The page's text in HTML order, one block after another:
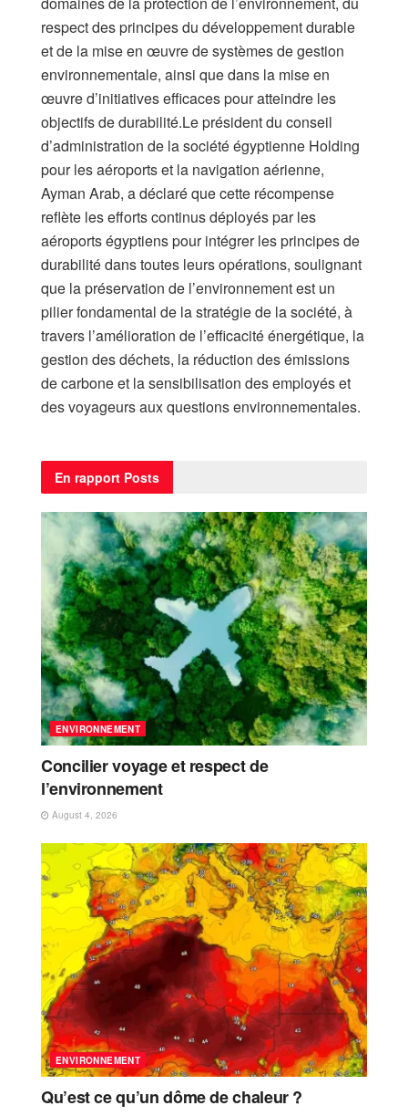
respect des principes du développement durable
et de la mise en œuvre de systèmes de gestion
environnementale, ainsi que dans la mise en
œuvre d’initiatives efficaces pour atteindre les
objectifs de durabilité.Le président du conseil
d’administration de la société égyptienne Holding
pour les aéroports et la navigation aérienne,
Ayman Arab, a déclaré que cette récompense
reflète les efforts continus déployés par les
aéroports égyptiens pour intégrer les principes de
durabilité dans toutes leurs opérations, soulignant
que la préservation de l’environnement est un
pilier fondamental de la stratégie de la société, à
travers l’amélioration de l’efficacité énergétique, la
gestion des déchets, la réduction des émissions
de carbone et la sensibilisation des employés et
des voyageurs aux questions environnementales.
En rapport Posts
ENVIRONNEMENT
Concilier voyage et respect de
l’environnement
August 4, 2026
ENVIRONNEMENT
Qu’est ce qu’un dôme de chaleur ?